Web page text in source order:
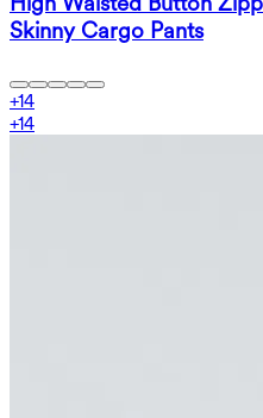
Skinny Cargo Pants
+14
+14